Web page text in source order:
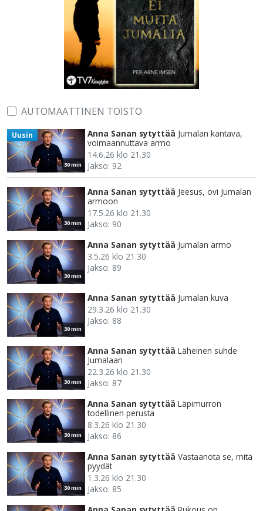
AUTOMAATTINEN TOISTO
30 min
Uusin Anna Sanan sytyttää Jumalan kantava,
voimaannuttava armo
14.6.26 klo 21.30
Jakso: 92
30 min
Anna Sanan sytyttää Jeesus, ovi Jumalan
armoon
17.5.26 klo 21.30
Jakso: 90
30 min
Anna Sanan sytyttää Jumalan armo
3.5.26 klo 21.30
Jakso: 89
30 min
Anna Sanan sytyttää Jumalan kuva
29.3.26 klo 21.30
Jakso: 88
30 min
Anna Sanan sytyttää Läheinen suhde
Jumalaan
22.3.26 klo 21.30
Jakso: 87
30 min
Anna Sanan sytyttää Läpimurron
todellinen perusta
8.3.26 klo 21.30
Jakso: 86
30 min
Anna Sanan sytyttää Vastaanota se, mitä
pyydät
1.3.26 klo 21.30
Jakso: 85